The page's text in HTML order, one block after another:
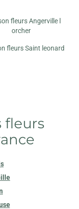
fleurs Angerville l
orcher
fleurs Saint leonard
fleurs